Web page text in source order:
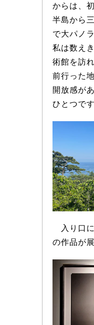
からは、
半島から
で大パノ
私は数え
術館を訪
前行った
開放感が
ひとつです
入り口に
の作品が